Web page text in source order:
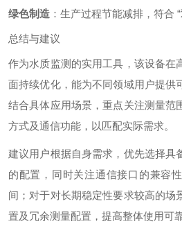
绿色制造 ：生产过程节能减排，符合
总结与建议
作为水质监测的实用工具，该设备在
面持续优化，能为不同领域用户提供
结合具体应用场景，重点关注测量范
方式及通信功能，以匹配实际需求。
建议用户根据自身需求，优先选择具
的配置，同时关注通信接口的兼容
间；对于对长期稳定性要求较高的场
置及冗余测量配置，提高整体使用可靠